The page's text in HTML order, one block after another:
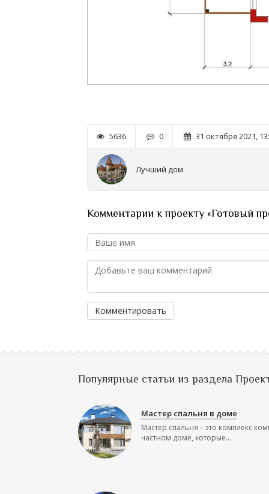
5636 0 31 октября 2021,
Лучший дом
Комментарии к проекту «Готовый
Комментировать
Популярные статьи из раздела
Мастер спальня в доме
Мастер спальня – это комплекс
частном доме, которые...